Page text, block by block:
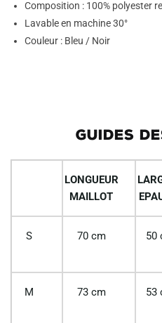
Composition : 100% polyester
Lavable en machine 30°
Couleur : Bleu / Noir
GUIDES
LONGUEUR
MAILLOT
S 70 cm 50
M 73 cm 53